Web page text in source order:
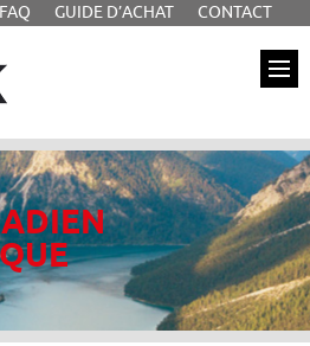
FAQ GUIDE D’ACHAT
CONTACT